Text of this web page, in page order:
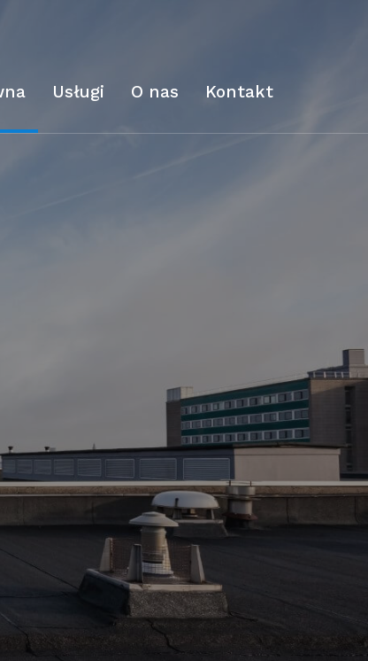
Usługi O nas Kontakt